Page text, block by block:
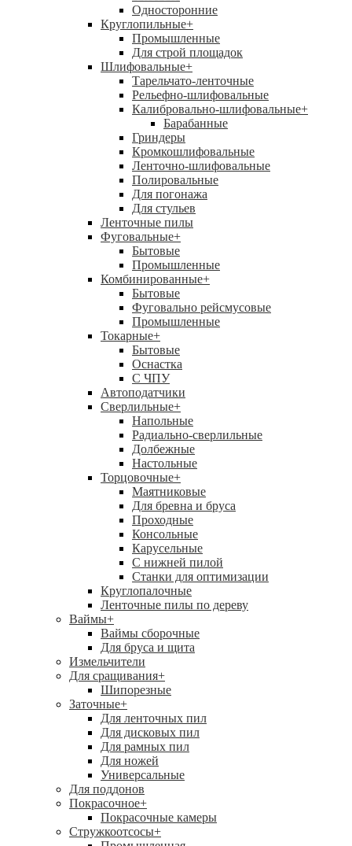
Односторонние
Круглопильные+
Промышленные
Для строй площадок
Шлифовальные+
Тарельчато-ленточные
Рельефно-шлифовальные
Калибровально-шлифовальные+
Барабанные
Гриндеры
Кромкошлифовальные
Ленточно-шлифовальные
Полировальные
Для погонажа
Для стульев
Ленточные пилы
Фуговальные+
Бытовые
Промышленные
Комбинированные+
Бытовые
Фуговально рейсмусовые
Промышленные
Токарные+
Бытовые
Оснастка
С ЧПУ
Автоподатчики
Сверлильные+
Напольные
Радиально-сверлильные
Долбежные
Настольные
Торцовочные+
Маятниковые
Для бревна и бруса
Проходные
Консольные
Карусельные
С нижней пилой
Станки для оптимизации
Круглопалочные
Ленточные пилы по дереву
Ваймы+
Ваймы сборочные
Для бруса и щита
Измельчители
Для сращивания+
Шипорезные
Заточные+
Для ленточных пил
Для дисковых пил
Для рамных пил
Для ножей
Универсальные
Для поддонов
Покрасочное+
Покрасочные камеры
Стружкоотсосы+